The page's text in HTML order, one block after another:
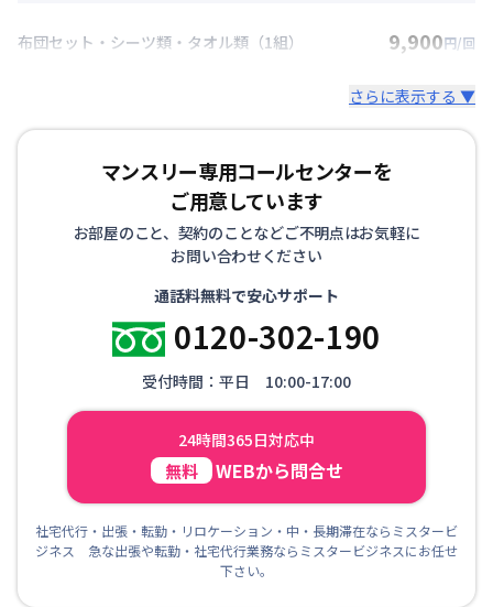
布団セット・シーツ類・タオル類（1組） 9,900円/回
さらに表示する ▼
マンスリー専用コールセンターを
ご用意しています
お部屋のこと、契約のことなどご不明点はお気軽に
お問い合わせください
通話料無料で安心サポート
0120-302-190
受付時間：平日 10:00-17:00
24時間365日対応中
無料 WEBから問合せ
社宅代行・出張・転勤・リロケーション・中・長期滞在ならミスタービ
ジネス 急な出張や転勤・社宅代行業務ならミスタービジネスにお任せ
下さい。